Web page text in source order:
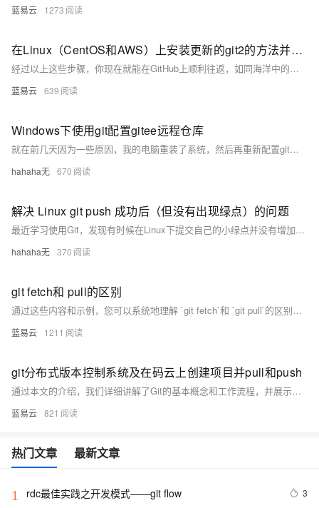
蓝易云 1273
在Linux（CentOS和AWS）上安装更新的git2的方法并配置github-ssh
经过以上这些步骤，你现在就能在GitHub上顺利往返，如同海洋中的航海者自由驰骋。欢迎你加入码农的世界，享受这编程的乐趣吧！
蓝易云 639
Windows下使用git配置gitee远程仓库
就在前几天因为一些原因，我的电脑重装了系统，然后再重新配置git的环境的时候就遇到了一些小问题。所以我决定自己写一篇文章，以便以后再配置git时，避免一些错误操作，而导致全网搜方法，找对的文章去找对应的解决方法。下面为了演示方便就拿gitee来演示，不拿GitHub了写文章了。
hahaha无 670
解决 Linux git push 成功后（但没有出现绿点）的问题
最近学习使用Git，发现有时候在Linux下提交自己的小绿点并没有增加，单在仓库中却可以看到提交的代码。看着连续的绿点中出现几个零零散散的灰点，着实让一个强迫症患者十分难受。接下来分享以下我所知道的问题。
hahaha无 370
git fetch和 pull的区别
通过这些内容和示例，您可以系统地理解 `git fetch`和 `git pull`的区别，并在实际工作中灵活应用这两个命令，提高版本控制的效率。希望这些内容对您的学习和工作有所帮助。
蓝易云 1211
git分布式版本控制系统及在码云上创建项目并pull和push
通过本文的介绍，我们详细讲解了Git的基本概念和工作流程，并展示了如何在码云上创建项目及进行pull和push操作。Git作为一种分布式版本控制系统，为开发者提供了强大的工具来管理代码变更和协作开发。希望本文能帮助您更好地理解和使用Git及码云，提高开发效率和代码质量。
蓝易云 821
热门文章 最新文章
1 rdc最佳实践之开发模式——git flow 3